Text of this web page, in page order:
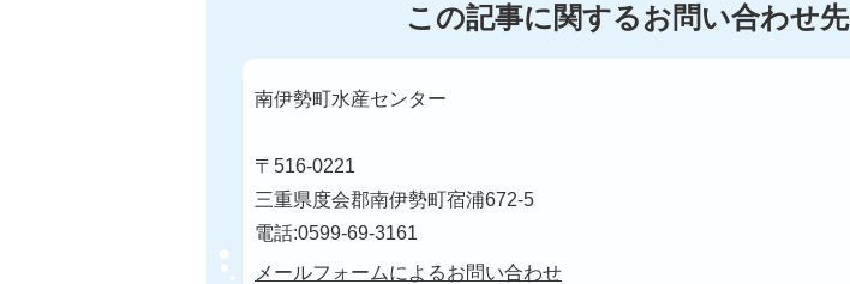
この記事に関するお問い合わせ先
南伊勢町水産センター
〒516-0221
三重県度会郡南伊勢町宿浦672-5
電話:0599-69-3161
メールフォームによるお問い合わせ